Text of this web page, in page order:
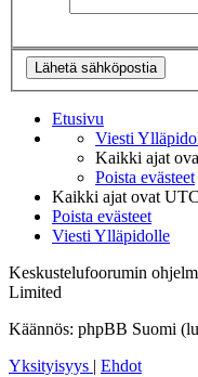
Etusivu
Viesti
Kaikki ajat
Poista evästeet
Kaikki ajat ovat
Poista evästeet
Viesti Ylläpidolle
Keskustelufoorumin
Limited
Käännös: phpBB Suomi
Yksityisyys
Ehdot